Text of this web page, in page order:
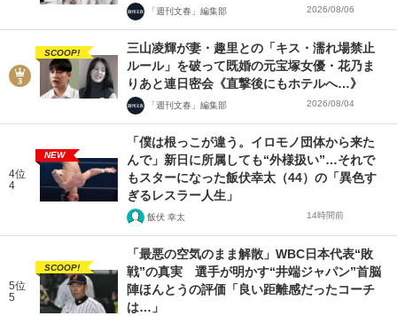
「週刊文春」編集部 2026/08/06
SCOOP!
三山凌輝が妻・趣里との「キス・濡れ場禁止
ルール」を破って既婚の元宝塚女優・花乃ま
りあと連日密会《直撃後にもホテルへ…》
「週刊文春」編集部 2026/08/04
4位
4
NEW
「僕は根っこが違う。イロモノ団体から来た
んで」新日に所属しても“外様扱い”…それで
もスターになった飯伏幸太（44）の「異色す
ぎるレスラー人生」
飯伏 幸太 14時間前
5位
5
SCOOP!
「最悪の空気のまま解散」WBC日本代表“敗
戦”の真実 選手が明かす“井端ジャパン”首脳
陣ほんとうの評価「良い距離感だったコーチ
は…」